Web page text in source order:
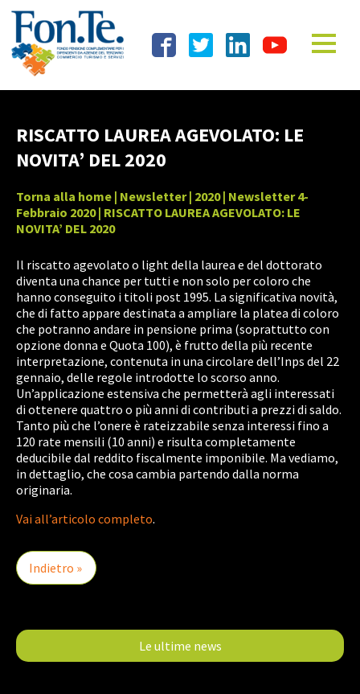
Le ultime news
RISCATTO LAUREA AGEVOLATO: LE
NOVITA’ DEL 2020
Torna alla home | Newsletter| 2020| Newsletter 4-
Febbraio 2020| RISCATTO LAUREA AGEVOLATO: LE
NOVITA’ DEL 2020
Il riscatto agevolato o light della laurea e del dottorato
diventa una chance per tutti e non solo per coloro che
hanno conseguito i titoli post 1995. La significativa novità,
che di fatto appare destinata a ampliare la platea di coloro
che potranno andare in pensione prima (soprattutto con
opzione donna e Quota 100), è frutto della più recente
interpretazione, contenuta in una circolare dell’Inps del 22
gennaio, delle regole introdotte lo scorso anno.
Un’applicazione estensiva che permetterà agli interessati
di ottenere quattro o più anni di contributi a prezzi di saldo.
Tanto più che l’onere è rateizzabile senza interessi fino a
120 rate mensili (10 anni) e risulta completamente
deducibile dal reddito fiscalmente imponibile. Ma vediamo,
in dettaglio, che cosa cambia partendo dalla norma
originaria.
Vai all’articolo completo.
Indietro »